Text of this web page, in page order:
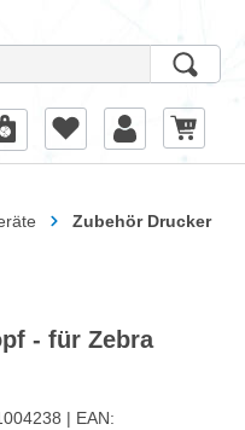
Zubehör Drucker
- für Zebra
| EAN: